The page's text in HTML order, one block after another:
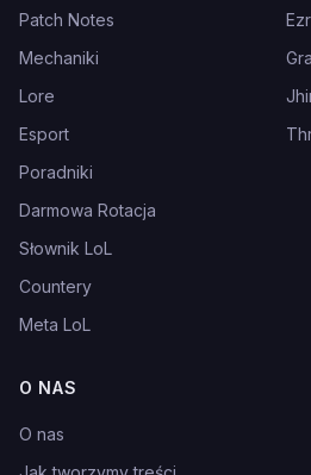
Patch Notes
Mechaniki
Lore
Esport
Poradniki
Darmowa Rotacja
Słownik LoL
Countery
Meta LoL
O NAS
O nas